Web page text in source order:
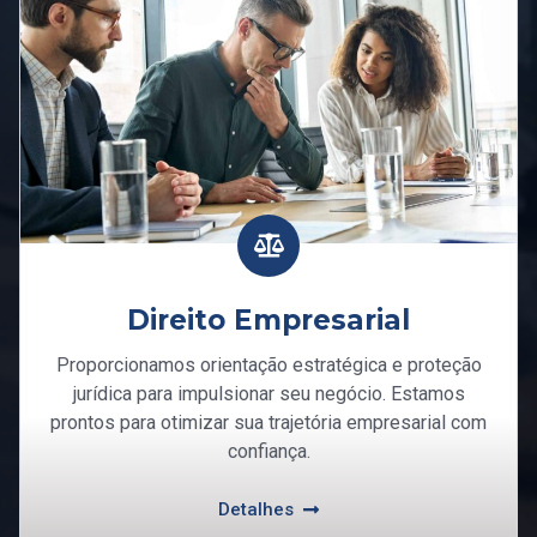
Direito Empresarial
Proporcionamos orientação estratégica e proteção
jurídica para impulsionar seu negócio. Estamos
prontos para otimizar sua trajetória empresarial com
confiança.
Detalhes